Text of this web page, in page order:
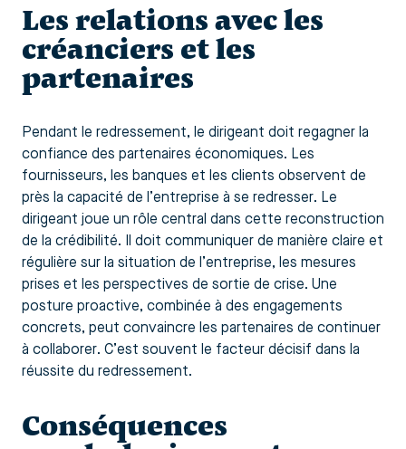
Les relations avec les
créanciers et les
partenaires
Pendant le redressement, le dirigeant doit regagner la
confiance des partenaires économiques. Les
fournisseurs, les banques et les clients observent de
près la capacité de l’entreprise à se redresser. Le
dirigeant joue un rôle central dans cette reconstruction
de la crédibilité. Il doit communiquer de manière claire et
régulière sur la situation de l’entreprise, les mesures
prises et les perspectives de sortie de crise. Une
posture proactive, combinée à des engagements
concrets, peut convaincre les partenaires de continuer
à collaborer. C’est souvent le facteur décisif dans la
réussite du redressement.
Conséquences